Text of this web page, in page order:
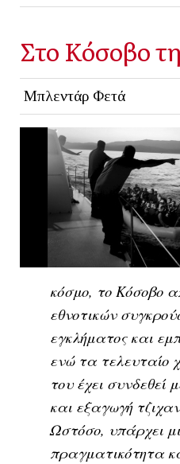
Στο Κόσοβο
Μπλεντάρ Φετά
κόσμο, το Κόσοβο
εθνοτικών
εγκλήματος και
ενώ τα τελευταίο
του έχει συνδεθεί
και εξαγωγή
Ωστόσο, υπάρχει
πραγματικότητα